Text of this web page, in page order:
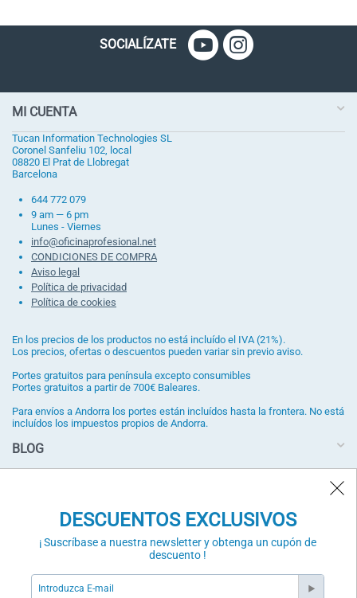
SOCIALÍZATE
MI CUENTA
Tucan Information Technologies SL
Coronel Sanfeliu 102, local
08820 El Prat de Llobregat
Barcelona
644 772 079
9 am — 6 pm
Lunes - Viernes
info@oficinaprofesional.net
CONDICIONES DE COMPRA
Aviso legal
Política de privacidad
Política de cookies
En los precios de los productos no está incluído el IVA (21%).
Los precios, ofertas o descuentos pueden variar sin previo aviso.
Portes gratuitos para península excepto consumibles
Portes gratuitos a partir de 700€ Baleares.
Para envíos a Andorra los portes están incluídos hasta la frontera. No está
incluídos los impuestos propios de Andorra.
BLOG
descuento !DESCUENTOS EXCLUSIVOS
¡ Suscríbase a nuestra newsletter y obtenga un cupón de
descuento !